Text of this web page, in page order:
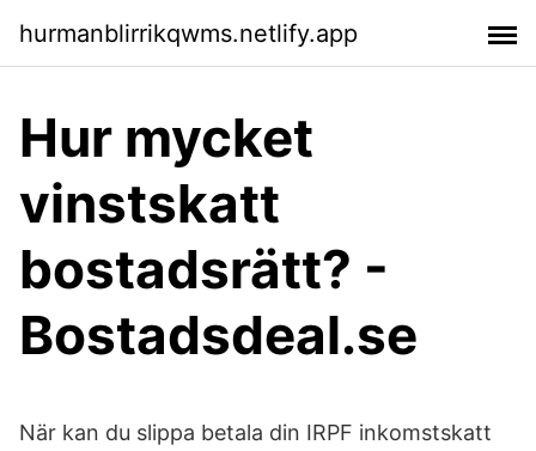
hurmanblirrikqwms.netlify.app
Hur mycket
vinstskatt
bostadsrätt? -
Bostadsdeal.se
När kan du slippa betala din IRPF inkomstskatt